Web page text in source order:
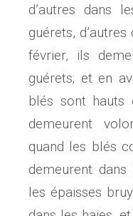
d’autres dans
guérets,
février, ils
guérets; et en
blés sont hauts
demeurent
quand les blés
demeurent
les épaisses